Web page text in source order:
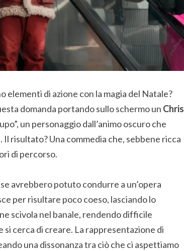
elementi di azione con la magia del Natale?
domanda portando sullo schermo un Chris
un personaggio dall’animo oscuro che
risultato? Una commedia che, sebbene ricca
di percorso.
avrebbero potuto condurre a un’opera
per risultare poco coeso, lasciando lo
scivola nel banale, rendendo difficile
cerca di creare. La rappresentazione di
una dissonanza tra ciò che ci aspettiamo